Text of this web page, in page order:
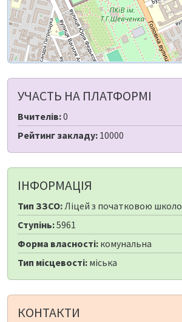
УЧАСТЬ НА ПЛАТФОРМІ
Вчителів:0
Рейтинг закладу: 10000
ІНФОРМАЦІЯ
Тип ЗЗСО:Ліцей з початковою
Ступінь:5961
Форма власності: комунальна
Тип місцевості: міська
КОНТАКТИ